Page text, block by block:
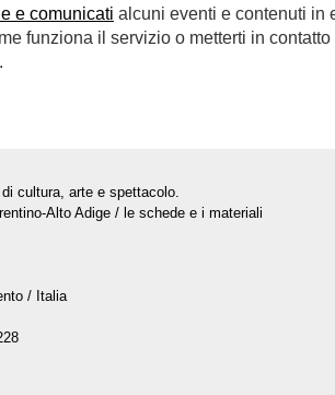
e comunicati alcuni eventi e contenuti in
funziona il servizio o metterti in contatto
.
cultura, arte e spettacolo.
Alto Adige / le schede e i materiali
/ Italia